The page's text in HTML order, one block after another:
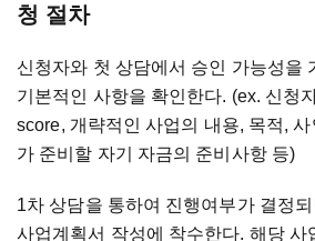
청 절차
신청자와 첫 상담에서 승인 가능성을
기본적인 사항을 확인한다. (ex. 신청
score, 개략적인 사업의 내용, 목적,
가 준비할 자기 자금의 준비사항 등)
1차 상담을 통하여 진행여부가 결정
사업계획서 작성에 착수한다. 해당 사